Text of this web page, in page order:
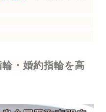
・婚約指輪を高